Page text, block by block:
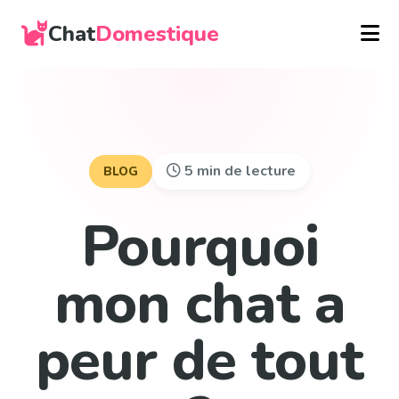
ChatDomestique
BLOG 5 min de lecture
Pourquoi
mon chat a
peur de tout